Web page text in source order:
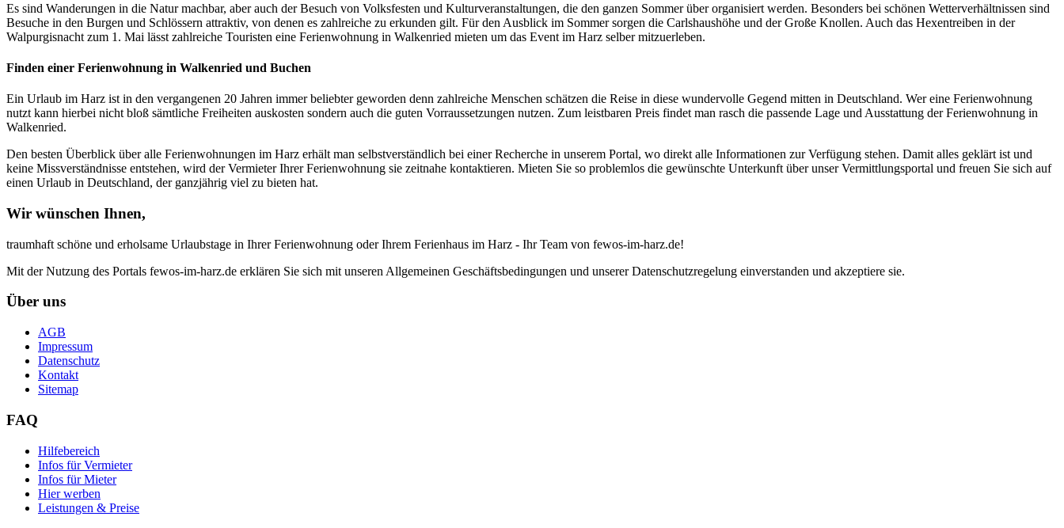
Es sind Wanderungen in die Natur machbar, aber auch der Besuch von Volksfesten und Kulturveranstaltungen, die den ganzen Sommer über organisiert werden. Besonders bei schönen Wetterverhältnissen sind
Besuche in den Burgen und Schlössern attraktiv, von denen es zahlreiche zu erkunden gilt. Für den Ausblick im Sommer sorgen die Carlshaushöhe und der Große Knollen. Auch das Hexentreiben in der
Walpurgisnacht zum 1. Mai lässt zahlreiche Touristen eine Ferienwohnung in Walkenried mieten um das Event im Harz selber mitzuerleben.
Finden einer Ferienwohnung in Walkenried und Buchen
Ein Urlaub im Harz ist in den vergangenen 20 Jahren immer beliebter geworden denn zahlreiche Menschen schätzen die Reise in diese wundervolle Gegend mitten in Deutschland. Wer eine Ferienwohnung
nutzt kann hierbei nicht bloß sämtliche Freiheiten auskosten sondern auch die guten Vorraussetzungen nutzen. Zum leistbaren Preis findet man rasch die passende Lage und Ausstattung der Ferienwohnung in
Walkenried.
Den besten Überblick über alle Ferienwohnungen im Harz erhält man selbstverständlich bei einer Recherche in unserem Portal, wo direkt alle Informationen zur Verfügung stehen. Damit alles geklärt ist und
keine Missverständnisse entstehen, wird der Vermieter Ihrer Ferienwohnung sie zeitnahe kontaktieren. Mieten Sie so problemlos die gewünschte Unterkunft über unser Vermittlungsportal und freuen Sie sich auf
einen Urlaub in Deutschland, der ganzjährig viel zu bieten hat.
Wir wünschen Ihnen,
traumhaft schöne und erholsame Urlaubstage in Ihrer Ferienwohnung oder Ihrem Ferienhaus im Harz - Ihr Team von fewos-im-harz.de!
Mit der Nutzung des Portals fewos-im-harz.de erklären Sie sich mit unseren Allgemeinen Geschäftsbedingungen und unserer Datenschutzregelung einverstanden und akzeptiere sie.
Über uns
AGB
Impressum
Datenschutz
Kontakt
Sitemap
FAQ
Hilfebereich
Infos für Vermieter
Infos für Mieter
Hier werben
Leistungen & Preise